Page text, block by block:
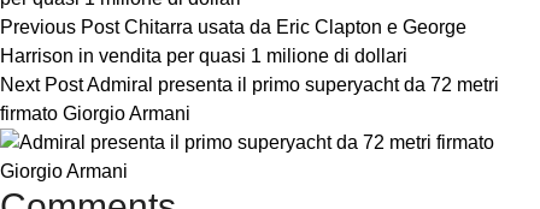
Previous Post Chitarra usata da Eric Clapton e George
Harrison in vendita per quasi 1 milione di dollari
Next PostAdmiral presenta il primo superyacht da 72 metri
firmato Giorgio Armani